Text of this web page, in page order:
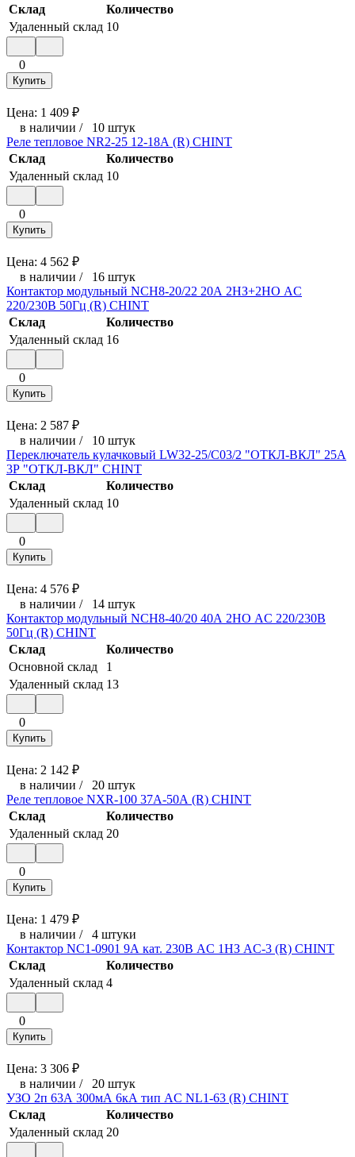
Склад
Количество
Удаленный склад 10
0
Купить
Цена: 1 409 ₽
в наличии / 10 штук
Реле тепловое NR2-25 12-18А (R) CHINT
Склад
Количество
Удаленный склад 10
0
Купить
Цена: 4 562 ₽
в наличии / 16 штук
Контактор модульный NCH8-20/22 20А 2НЗ+2НО AC
220/230В 50Гц (R) CHINT
Склад
Количество
Удаленный склад 16
0
Купить
Цена: 2 587 ₽
в наличии / 10 штук
Переключатель кулачковый LW32-25/C03/2 "ОТКЛ-ВКЛ" 25А
3Р "ОТКЛ-ВКЛ" CHINT
Склад
Количество
Удаленный склад 10
0
Купить
Цена: 4 576 ₽
в наличии / 14 штук
Контактор модульный NCH8-40/20 40А 2НО AC 220/230В
50Гц (R) CHINT
Склад
Количество
Основной склад
1
Удаленный склад 13
0
Купить
Цена: 2 142 ₽
в наличии / 20 штук
Реле тепловое NXR-100 37А-50А (R) CHINT
Склад
Количество
Удаленный склад 20
0
Купить
Цена: 1 479 ₽
в наличии / 4 штуки
Контактор NC1-0901 9А кат. 230В AC 1НЗ AC-3 (R) CHINT
Склад
Количество
Удаленный склад 4
0
Купить
Цена: 3 306 ₽
в наличии / 20 штук
УЗО 2п 63А 300мА 6кА тип AC NL1-63 (R) CHINT
Склад
Количество
Удаленный склад 20